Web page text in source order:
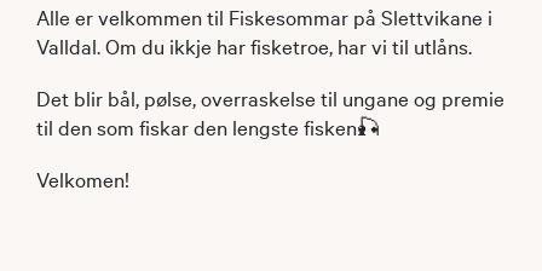
Alle er velkommen til Fiskesommar på Slettvikane i
Valldal. Om du ikkje har fisketroe, har vi til utlåns.
Det blir bål, pølse, overraskelse til ungane og premie
til den som fiskar den lengste fisken🎣
Velkomen!